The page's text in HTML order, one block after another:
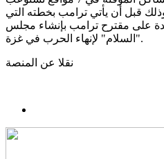
وذلك قبل أن يأتي ترامب بخطته التي
على مقترح ترامب بإنشاء مجلس
"السلام" لإنهاء الحرب في غزة.
نقلا عن المنصة